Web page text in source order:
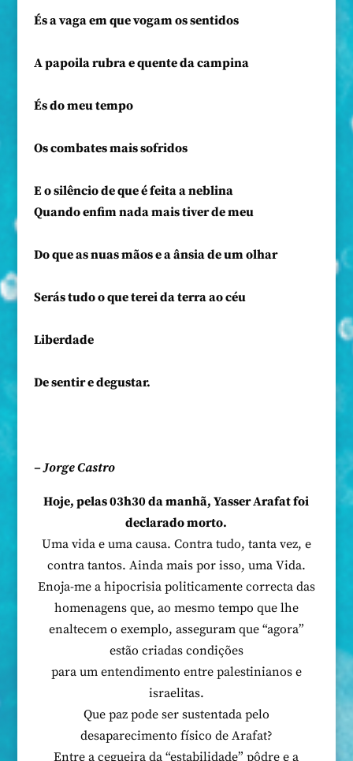
És a vaga em que vogam os sentidos
A papoila rubra e quente da campina
És do meu tempo
Os combates mais sofridos
E o silêncio de que é feita a neblina
Quando enfim nada mais tiver de meu
Do que as nuas mãos e a ânsia de um olhar
Serás tudo o que terei da terra ao céu
Liberdade
De sentir e degustar.
– Jorge Castro
Hoje, pelas 03h30 da manhã, Yasser Arafat foi
declarado morto.
Uma vida e uma causa. Contra tudo, tanta vez, e
contra tantos. Ainda mais por isso, uma Vida.
Enoja-me a hipocrisia politicamente correcta das
homenagens que, ao mesmo tempo que lhe
enaltecem o exemplo, asseguram que “agora”
estão criadas condições
para um entendimento entre palestinianos e
israelitas.
Que paz pode ser sustentada pelo
desaparecimento físico de Arafat?
Entre a cegueira da “estabilidade” pôdre e a